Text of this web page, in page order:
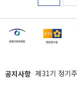
공지사항
[마일리지 적
[2026년 8월
[마일리지 적